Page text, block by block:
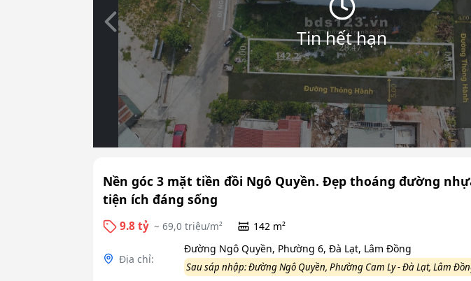
Tin hết hạn
Slide trước
Nền góc 3 mặt tiền đồi Ngô Quyền. Đẹp thoáng đường
tiện ích đáng sống
9.8 tỷ ~ 69,0 triệu/m² 142 m²
Địa chỉ:
Đường Ngô Quyền, Phường 6, Đà Lạt, Lâm Đồng
Sau sáp nhập: Đường Ngô Quyền, Phường Cam Ly - Đà Lạt, Lâm